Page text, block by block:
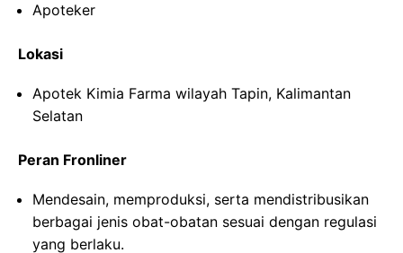
Apoteker
Lokasi
Apotek Kimia Farma wilayah Tapin, Kalimantan
Selatan
Peran Fronliner
Mendesain, memproduksi, serta mendistribusikan
berbagai jenis obat-obatan sesuai dengan regulasi
yang berlaku.